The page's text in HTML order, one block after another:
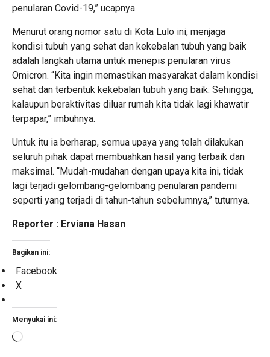
penularan Covid-19,” ucapnya.
Menurut orang nomor satu di Kota Lulo ini, menjaga
kondisi tubuh yang sehat dan kekebalan tubuh yang baik
adalah langkah utama untuk menepis penularan virus
Omicron. “Kita ingin memastikan masyarakat dalam kondisi
sehat dan terbentuk kekebalan tubuh yang baik. Sehingga,
kalaupun beraktivitas diluar rumah kita tidak lagi khawatir
terpapar,” imbuhnya.
Untuk itu ia berharap, semua upaya yang telah dilakukan
seluruh pihak dapat membuahkan hasil yang terbaik dan
maksimal. “Mudah-mudahan dengan upaya kita ini, tidak
lagi terjadi gelombang-gelombang penularan pandemi
seperti yang terjadi di tahun-tahun sebelumnya,” tuturnya.
Reporter : Erviana Hasan
Bagikan ini:
Facebook
X
Menyukai ini:
Memuat...